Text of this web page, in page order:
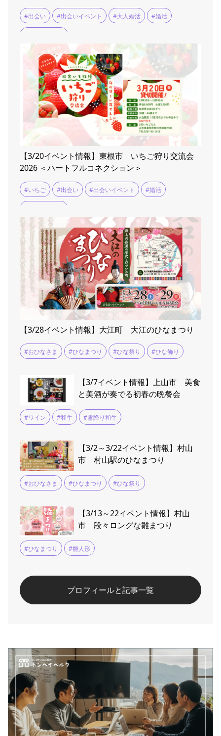
#出会い #出会いイベント #大人婚活 #婚活
【3/20イベント情報】東根市 いちご狩り交流会
2026 ＜ハートフルコネクション＞
#いちご #出会い #出会いイベント #婚活
【3/28イベント情報】大江町 大江のひなまつり
#おひなさま #ひなまつり #ひな祭り #ひな飾り
【3/7イベント情報】上山市 美食
と美酒が奏でる初春の晩餐会
#ワイン #和牛 #雪降り和牛
【3/2～3/22イベント情報】村山
市 村山駅のひなまつり
#おひなさま #ひなまつり #ひな祭り
【3/13～22イベント情報】村山
市 段々ロングな雛まつり
#ひなまつり #雛人形
プロフィールと記事一覧